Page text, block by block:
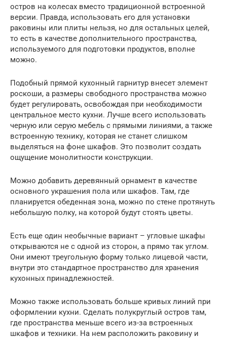
остров на колесах вместо традиционной встроенной
версии. Правда, использовать его для установки
раковины или плиты нельзя, но для остальных целей,
то есть в качестве дополнительного пространства,
используемого для подготовки продуктов, вполне
можно.
Подобный прямой кухонный гарнитур внесет элемент
роскоши, а размеры свободного пространства можно
будет регулировать, освобождая при необходимости
центральное место кухни. Лучше всего использовать
черную или серую мебель с прямыми линиями, а также
встроенную технику, которая не станет слишком
выделяться на фоне шкафов. Это позволит создать
ощущение монолитности конструкции.
Можно добавить деревянный орнамент в качестве
основного украшения пола или шкафов. Там, где
планируется обеденная зона, можно по стене протянуть
небольшую полку, на которой будут стоять цветы.
Есть еще один необычные вариант – угловые шкафы
открываются не с одной из сторон, а прямо так углом.
Они имеют треугольную форму только лицевой части,
внутри это стандартное пространство для хранения
кухонных принадлежностей.
Можно также использовать больше кривых линий при
оформлении кухни. Сделать полукруглый остров там,
где пространства меньше всего из-за встроенных
шкафов и техники. На нем расположить раковину и